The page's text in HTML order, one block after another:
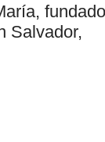
Salvador,